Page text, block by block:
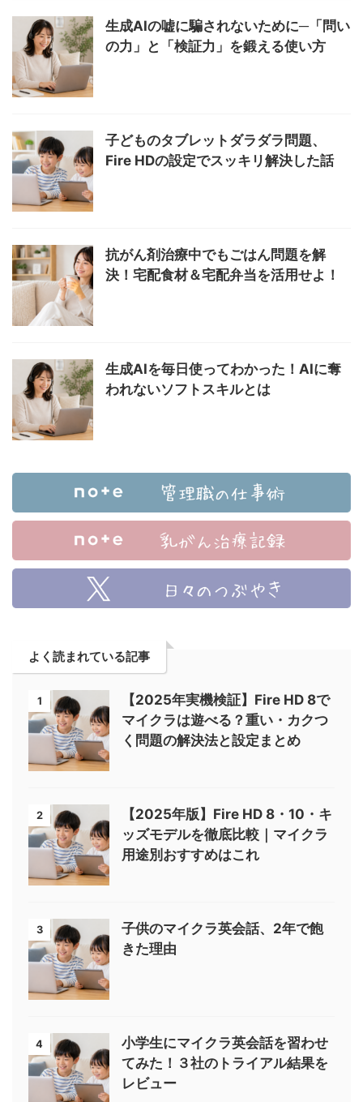
生成AIの嘘に騙されないために─「問い
の力」と「検証力」を鍛える使い方
子どものタブレットダラダラ問題、
Fire HDの設定でスッキリ解決した話
抗がん剤治療中でもごはん問題を解
決！宅配食材＆宅配弁当を活用せよ！
生成AIを毎日使ってわかった！AIに奪
われないソフトスキルとは
よく読まれている記事
1
【2025年実機検証】Fire HD 8で
マイクラは遊べる？重い・カクつ
く問題の解決法と設定まとめ
2
【2025年版】Fire HD 8・10・キ
ッズモデルを徹底比較｜マイクラ
用途別おすすめはこれ
3
子供のマイクラ英会話、2年で飽
きた理由
4
小学生にマイクラ英会話を習わせ
てみた！３社のトライアル結果を
レビュー